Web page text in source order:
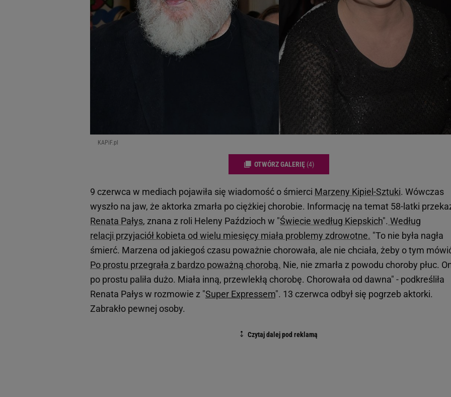
KAPiF.pl
OTWÓRZ GALERIĘ (4)
9 czerwca w mediach pojawiła się wiadomość o śmierci Marzeny Kipiel-Sztuki. Wówczas
wyszło na jaw, że aktorka zmarła po ciężkiej chorobie. Informację na temat 58-latki
Renata Pałys, znana z roli Heleny Paździoch w "Świecie według Kiepskich". Według
relacji przyjaciół kobieta od wielu miesięcy miała problemy zdrowotne. "To nie była nagła
śmierć. Marzena od jakiegoś czasu poważnie chorowała, ale nie chciała, żeby o tym
Po prostu przegrała z bardzo poważną chorobą. Nie, nie zmarła z powodu choroby płuc.
po prostu paliła dużo. Miała inną, przewlekłą chorobę. Chorowała od dawna" - podkreśliła
Renata Pałys w rozmowie z "Super Expressem". 13 czerwca odbył się pogrzeb aktorki.
Zabrakło pewnej osoby.